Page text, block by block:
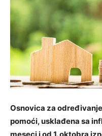
Osnovica za
pomoći, usklađena sa